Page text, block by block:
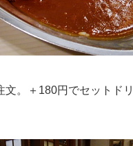
文。＋180円でセットド